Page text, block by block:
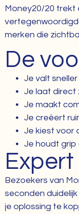
Money20/20 trekt
merken die
De
Je valt
Je laat direct
Je maakt
Je creëert
Je kiest voor
Je houdt
Bezoekers van
seconden
je oplossing te